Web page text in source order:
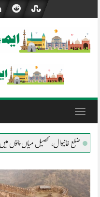
content
Toggle
متاثرینِ سیلاب کے شانہ بشانہ